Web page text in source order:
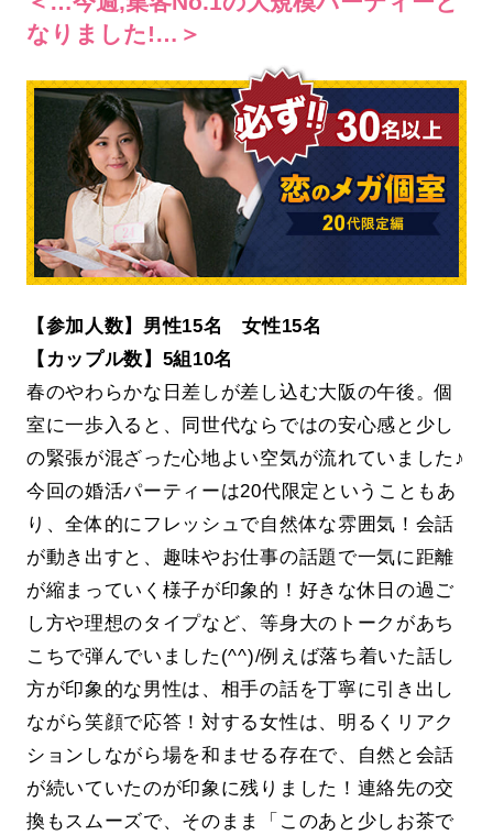
なりました!…＞
【参加人数】男性15名 女性15名
【カップル数】5組10名
春のやわらかな日差しが差し込む大阪の午後。個
室に一歩入ると、同世代ならではの安心感と少し
の緊張が混ざった心地よい空気が流れていました♪
今回の婚活パーティーは20代限定ということもあ
り、全体的にフレッシュで自然体な雰囲気！会話
が動き出すと、趣味やお仕事の話題で一気に距離
が縮まっていく様子が印象的！好きな休日の過ご
し方や理想のタイプなど、等身大のトークがあち
こちで弾んでいました(^^)/例えば落ち着いた話し
方が印象的な男性は、相手の話を丁寧に引き出し
ながら笑顔で応答！対する女性は、明るくリアク
ションしながら場を和ませる存在で、自然と会話
が続いていたのが印象に残りました！連絡先の交
換もスムーズで、そのまま「このあと少しお茶で